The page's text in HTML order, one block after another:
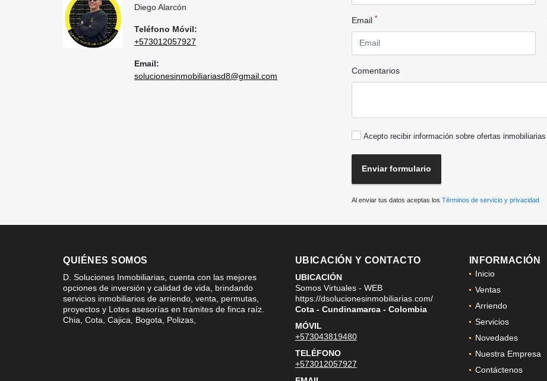
Diego Alarcón
Teléfono Móvil:
+573012057927
Email:
solucionesinmobiliariasd8@gmail.com
Email *
Comentarios
Acepto recibir información sobre ofertas inmobiliarias
Enviar formulario
Al enviar tus datos aceptas los Términos de servicio y privacidad
QUIÉNES SOMOS
D. Soluciones Inmobiliarias, cuenta con las mejores
opciones de inversión y calidad de vida, brindando
servicios inmobiliarios de arriendo, venta, permutas,
proyectos y Lotes asesorías en trámites de finca raíz.
Chia, Cota, Cajica, Bogota, Polizas,
UBICACIÓN Y CONTACTO
UBICACIÓN
Somos Virtuales - WEB
https://dsolucionesinmobiliarias.com/
Cota - Cundinamarca - Colombia
MÓVIL
+573043819480
TELÉFONO
+573012057927
INFORMACIÓN
Inicio
Ventas
Arriendo
Servicios
Novedades
Nuestra Empresa
Contáctenos